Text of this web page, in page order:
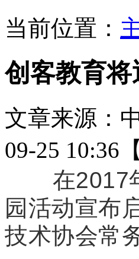
当前位置：
创客教育
文章来源：
09-25 10:36 【
在2017年
园活动宣布
技术协会常